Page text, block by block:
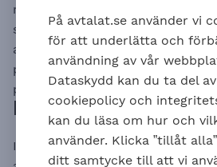
redovisas på årsbeskedet
samt att löpande
av premiebefrielse. Kostnaden
premiebefrielseförsäkringen
pensionspremien.
Deltidspension eller
Inom många branscher är
På avtalat.se använder vi
för att underlätta och
användning av vår
Dataskydd kan du ta del
cookiepolicy och
kan du läsa om hur och
använder. Klicka ”tillåt
ditt samtycke till att vi